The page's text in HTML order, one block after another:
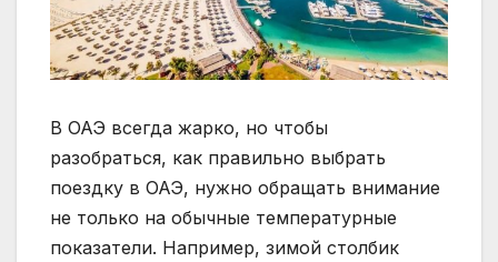
В ОАЭ всегда жарко, но чтобы
разобраться, как правильно выбрать
поездку в ОАЭ, нужно обращать внимание
не только на обычные температурные
показатели. Например, зимой столбик